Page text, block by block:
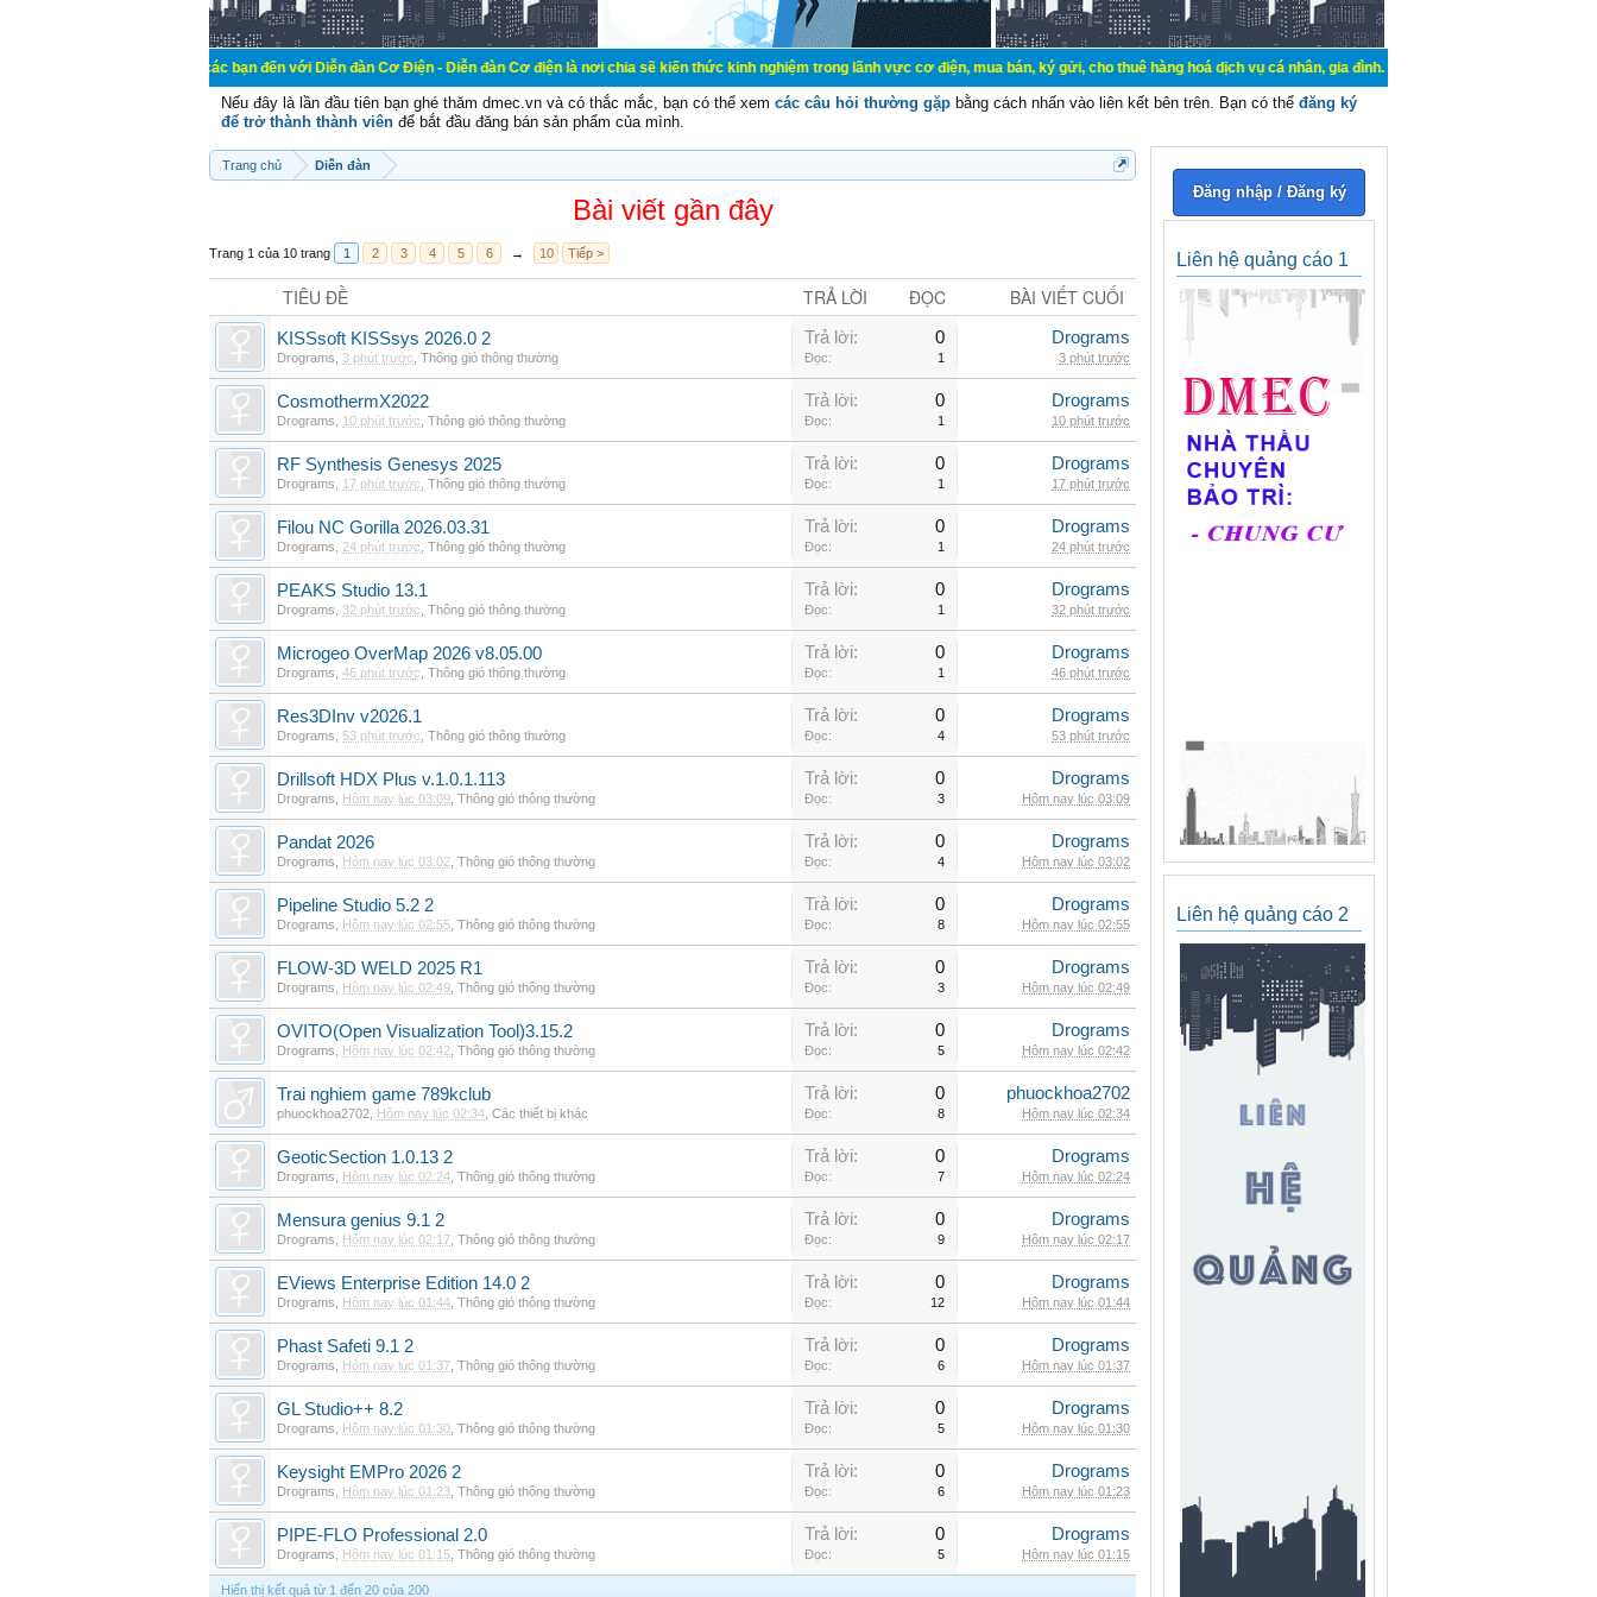
Chào mừng các bạn đến với Diễn đàn Cơ Điện - Diễn đàn Cơ điện là nơi chia sẽ kiến thức kinh nghiệm trong lãnh vực cơ điện, mua bán, ký gửi, cho thuê hàng hoá dịch vụ cá nhân, gia đình. Mua bán, ký gửi, cho thuê thiết bị hệ
Nếu đây là lần đầu tiên bạn ghé thăm dmec.vn và có thắc mắc, bạn có thể xem các câu hỏi thường gặp bằng cách nhấn vào liên kết bên trên. Bạn có thể đăng ký
để trở thành thành viên để bắt đầu đăng bán sản phẩm của mình.
Trang chủ Diễn đàn
Bài viết gần đây
Trang 1 của 10 trang 1 2 3 4 5 6 → 10 Tiếp >
TIÊU ĐỀ TRẢ LỜI ĐỌC BÀI VIẾT CUỐI
KISSsoft KISSsys 2026.0 2
Drograms 3 phút trước Thông gió thông thường
Trả lời: 0
Đọc: 1
Drograms
3 phút trước
CosmothermX2022
Drograms 10 phút trước Thông gió thông thường
Trả lời: 0
Đọc: 1
Drograms
10 phút trước
RF Synthesis Genesys 2025
Drograms 17 phút trước Thông gió thông thường
Trả lời: 0
Đọc: 1
Drograms
17 phút trước
Filou NC Gorilla 2026.03.31
Drograms 24 phút trước Thông gió thông thường
Trả lời: 0
Đọc: 1
Drograms
24 phút trước
PEAKS Studio 13.1
Drograms 32 phút trước Thông gió thông thường
Trả lời: 0
Đọc: 1
Drograms
32 phút trước
Microgeo OverMap 2026 v8.05.00
Drograms 46 phút trước Thông gió thông thường
Trả lời: 0
Đọc: 1
Drograms
46 phút trước
Res3DInv v2026.1
Drograms 53 phút trước Thông gió thông thường
Trả lời: 0
Đọc: 4
Drograms
53 phút trước
Drillsoft HDX Plus v.1.0.1.113
Drograms Hôm nay lúc 03:09 Thông gió thông thường
Trả lời: 0
Đọc: 3
Drograms
Hôm nay lúc 03:09
Pandat 2026
Drograms Hôm nay lúc 03:02 Thông gió thông thường
Trả lời: 0
Đọc: 4
Drograms
Hôm nay lúc 03:02
Pipeline Studio 5.2 2
Drograms Hôm nay lúc 02:55 Thông gió thông thường
Trả lời: 0
Đọc: 8
Drograms
Hôm nay lúc 02:55
FLOW-3D WELD 2025 R1
Drograms Hôm nay lúc 02:49 Thông gió thông thường
Trả lời: 0
Đọc: 3
Drograms
Hôm nay lúc 02:49
OVITO(Open Visualization Tool)3.15.2
Drograms Hôm nay lúc 02:42 Thông gió thông thường
Trả lời: 0
Đọc: 5
Drograms
Hôm nay lúc 02:42
Trai nghiem game 789kclub
phuockhoa2702 Hôm nay lúc 02:34 Các thiết bị khác
Trả lời: 0
Đọc: 8
phuockhoa2702
Hôm nay lúc 02:34
GeoticSection 1.0.13 2
Drograms Hôm nay lúc 02:24 Thông gió thông thường
Trả lời: 0
Đọc: 7
Drograms
Hôm nay lúc 02:24
Mensura genius 9.1 2
Drograms Hôm nay lúc 02:17 Thông gió thông thường
Trả lời: 0
Đọc: 9
Drograms
Hôm nay lúc 02:17
EViews Enterprise Edition 14.0 2
Drograms Hôm nay lúc 01:44 Thông gió thông thường
Trả lời: 0
Đọc: 12
Drograms
Hôm nay lúc 01:44
Phast Safeti 9.1 2
Drograms Hôm nay lúc 01:37 Thông gió thông thường
Trả lời: 0
Đọc: 6
Drograms
Hôm nay lúc 01:37
GL Studio++ 8.2
Drograms Hôm nay lúc 01:30 Thông gió thông thường
Trả lời: 0
Đọc: 5
Drograms
Hôm nay lúc 01:30
Keysight EMPro 2026 2
Drograms Hôm nay lúc 01:23 Thông gió thông thường
Trả lời: 0
Đọc: 6
Drograms
Hôm nay lúc 01:23
PIPE-FLO Professional 2.0
Drograms Hôm nay lúc 01:15 Thông gió thông thường
Trả lời: 0
Đọc: 5
Drograms
Hôm nay lúc 01:15
Hiển thị kết quả từ 1 đến 20 của 200
Đăng nhập / Đăng ký
Liên hệ quảng cáo 1
Liên hệ quảng cáo 2